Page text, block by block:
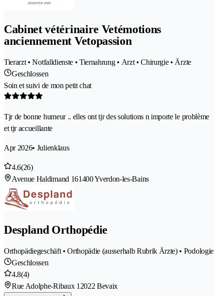
Cabinet vétérinaire Vetémotions
anciennement Vetopassion
Tierarzt • Notfalldienste • Tiernahrung • Arzt • Chirurgie • Ärzte
Geschlossen
Soin et suivi de mon petit chat
Tjr de bonne humeur .. elles ont tjr des solutions n importe le problème
et tjr accueillante
Apr 2026• Julienklaus
4.6(26)
Avenue Haldimand 161400 Yverdon-les-Bains
Despland Orthopédie
Orthopädiegeschäft • Orthopädie (ausserhalb Rubrik Ärzte) • Podologie
Geschlossen
4.8(4)
Rue Adolphe-Ribaux 1 2022 Bevaix